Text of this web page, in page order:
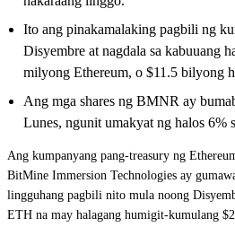
Ito ang pinakamalaking pagbili ng
Disyembre at nagdala sa kabuuang
milyong Ethereum, o $11.5 bilyong
Ang mga shares ng BMNR ay
Lunes, ngunit umakyat ng halos 6%
Ang kumpanyang pang-treasury ng
BitMine Immersion Technologies ay
lingguhang pagbili nito mula noong
ETH na may halagang humigit-kumulang